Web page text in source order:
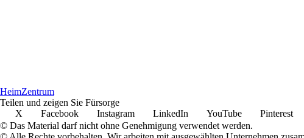
HeimZentrum
Teilen und zeigen Sie Fürsorge
X
Facebook Instagram LinkedIn YouTube Pinterest
© Das Material darf nicht ohne Genehmigung verwendet werden.